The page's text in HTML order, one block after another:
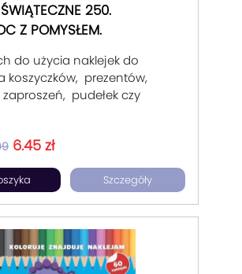
250.
Z POMYSŁEM.
do użycia naklejek do
koszyczków, prezentów,
zaproszeń, pudełek czy
6.45 zł
Szczegóły